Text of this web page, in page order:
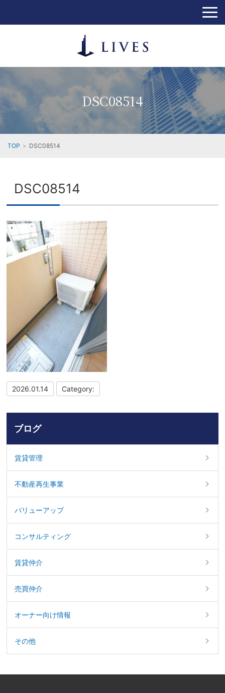
DSC08514
TOP DSC08514
DSC08514
2026.01.14 Category:
ブログ
賃貸管理
不動産再生事業
バリューアップ
コンサルティング
賃貸仲介
売買仲介
オーナー向け情報
その他